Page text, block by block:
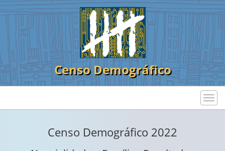
Legislação
Censo Demográfico
Censo Demográfico 2022